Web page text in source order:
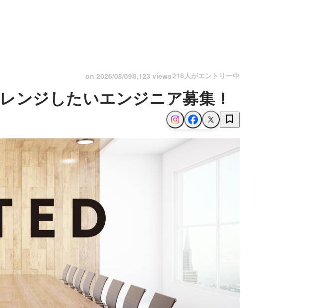
on 2026/08/098,123 views216人がエントリー中
ンジしたいエンジニア募集！